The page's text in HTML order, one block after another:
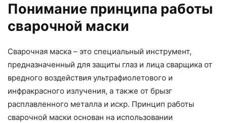
Понимание принципа работы
сварочной маски
Сварочная маска – это специальный инструмент,
предназначенный для защиты глаз и лица сварщика от
вредного воздействия ультрафиолетового и
инфракрасного излучения, а также от брызг
расплавленного металла и искр. Принцип работы
сварочной маски основан на использовании